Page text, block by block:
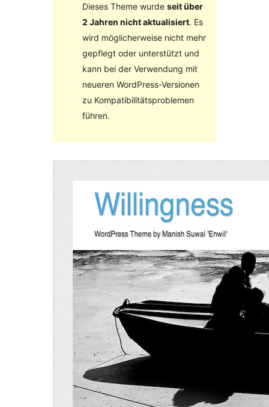
Dieses Theme wurde seit über
2 Jahren nicht aktualisiert. Es
wird möglicherweise nicht mehr
gepflegt oder unterstützt und
kann bei der Verwendung mit
neueren WordPress-Versionen
zu Kompatibilitätsproblemen
führen.